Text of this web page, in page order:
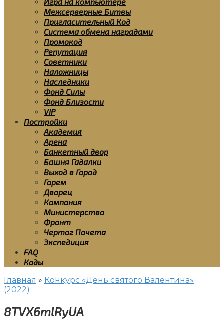
Межсерверные Битвы
Пригласительный Код
Система обмена наградами
Промокод
Репутация
Советники
Наложницы
Наследники
Фонд Силы
Фонд Близости
VIP
Постройки
Академия
Арена
Банкетный двор
Башня Гадалки
Выход в Город
Гарем
Дворец
Кампания
Министерство
Фронт
Чертог Почета
Экспедиция
FAQ
Коды
Главная » Конкурс «День святого Валентина»
(2022)
8TVX6mlRyUA